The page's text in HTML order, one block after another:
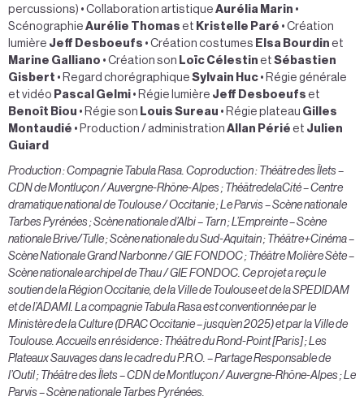
percussions) • Collaboration artistique Aurélia Marin •
Scénographie Aurélie Thomas et Kristelle Paré • Création
lumière Jeff Desboeufs • Création costumes Elsa Bourdin et
Marine Galliano • Création son Loïc Célestin et Sébastien
Gisbert • Regard chorégraphique Sylvain Huc • Régie générale
et vidéo Pascal Gelmi • Régie lumière Jeff Desboeufs et
Benoît Biou • Régie son Louis Sureau • Régie plateau Gilles
Montaudié • Production / administration Allan Périé et Julien
Guiard
Production : Compagnie Tabula Rasa. Coproduction : Théâtre des Îlets –
CDN de Montluçon / Auvergne-Rhône-Alpes ; ThéâtredelaCité – Centre
dramatique national de Toulouse / Occitanie ; Le Parvis – Scène nationale
Tarbes Pyrénées ; Scène nationale d’Albi – Tarn ; L’Empreinte – Scène
nationale Brive/Tulle ; Scène nationale du Sud-Aquitain ; Théâtre+Cinéma –
Scène Nationale Grand Narbonne / GIE FONDOC ; Théâtre Molière Sète –
Scène nationale archipel de Thau / GIE FONDOC. Ce projet a reçu le
soutien de la Région Occitanie, de la Ville de Toulouse et de la SPEDIDAM
et de l’ADAMI. La compagnie Tabula Rasa est conventionnée par le
Ministère de la Culture (DRAC Occitanie – jusqu’en 2025) et par la Ville de
Toulouse. Accueils en résidence : Théâtre du Rond-Point [Paris] ; Les
Plateaux Sauvages dans le cadre du P.R.O. – Partage Responsable de
l’Outil ; Théâtre des Îlets – CDN de Montluçon / Auvergne-Rhône-Alpes ; Le
Parvis – Scène nationale Tarbes Pyrénées.